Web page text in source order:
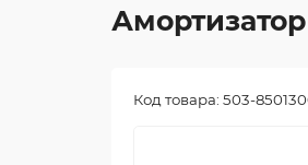
Код товара: 503-